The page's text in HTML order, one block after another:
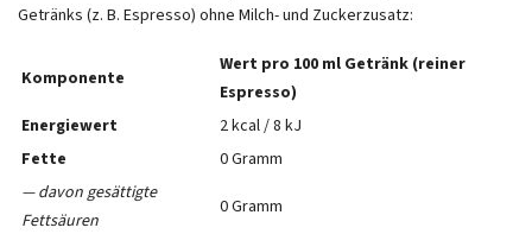
Getränks (z. B. Espresso) ohne Milch- und Zuckerzusatz:
Komponente
Wert pro 100 ml Getränk (reiner
Espresso)
Energiewert
2 kcal / 8 kJ
Fette
0 Gramm
— davon gesättigte
Fettsäuren
0 Gramm